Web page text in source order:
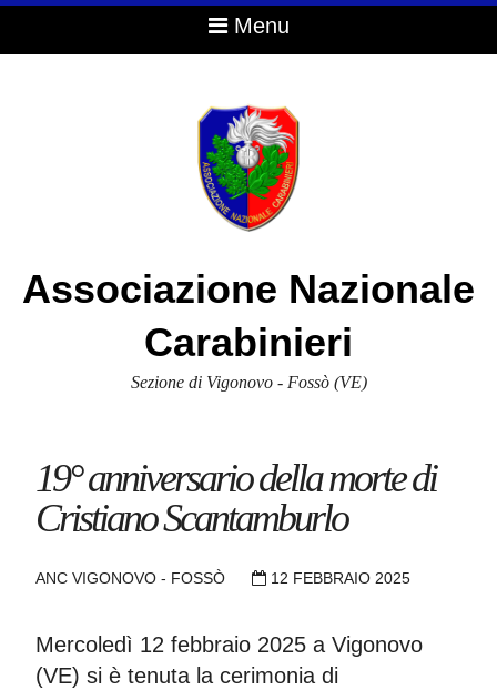
Menu
Associazione Nazionale
Carabinieri
Sezione di Vigonovo - Fossò (VE)
19° anniversario della morte di
Cristiano Scantamburlo
ANC VIGONOVO - FOSSÒ 12 FEBBRAIO 2025
Mercoledì 12 febbraio 2025 a Vigonovo
(VE) si è tenuta la cerimonia di